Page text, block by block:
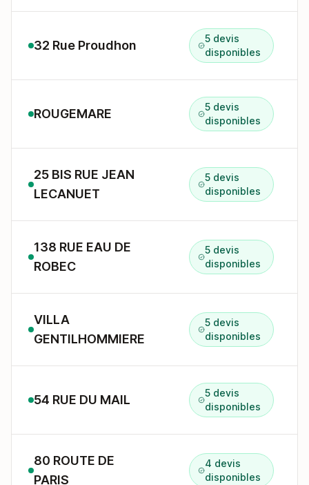
32 Rue Proudhon
5 devis
disponibles
ROUGEMARE
5 devis
disponibles
25 BIS RUE JEAN
LECANUET
5 devis
disponibles
138 RUE EAU DE
ROBEC
5 devis
disponibles
VILLA
GENTILHOMMIERE
5 devis
disponibles
54 RUE DU MAIL
5 devis
disponibles
80 ROUTE DE
PARIS
4 devis
disponibles